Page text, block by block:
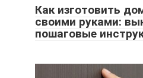
Как изготовить
своими руками:
пошаговые